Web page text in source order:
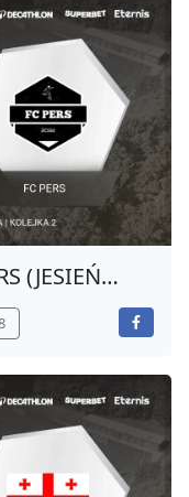
(JESIEŃ